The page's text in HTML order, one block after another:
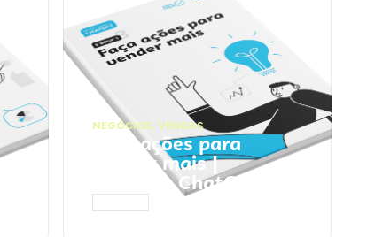
NEGÓCIOS, VENDAS
Faça ações para
vender mais |
Prompts ChatGPT